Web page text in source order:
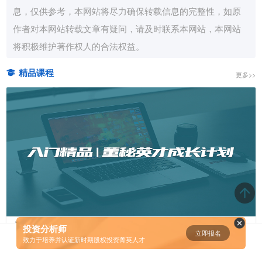
资鲸精选 | 小米同股不同权的股权
设计和雷军对公司的控制权
08-23
腾讯与马化腾：腾讯五虎是如何分
配股权的
08-01
资鲸精选 | 迈瑞医疗上市：是王者
归来，还是“毒角兽”降临？
09-29
思维框架
09-11
息，仅供参考，本网站将尽力确保转载信息的完整性，如原
作者对本网站转载文章有疑问，请及时联系本网站，本网站
将积极维护著作权人的合法权益。
精品课程 更多>>
入门精品 | 董秘英才成长计划
信披/三会/投关/IPO/股权...即学即用
投资分析师
致力于培养并认证新时期股权投资菁英人才
立即报名